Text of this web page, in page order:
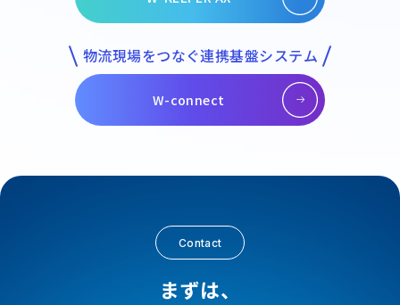
物流現場をつなぐ連携基盤システム
W-connect
Contact
まずは、